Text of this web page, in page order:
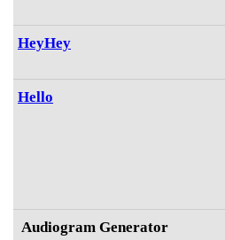
HeyHey
Hello
Audiogram Generator